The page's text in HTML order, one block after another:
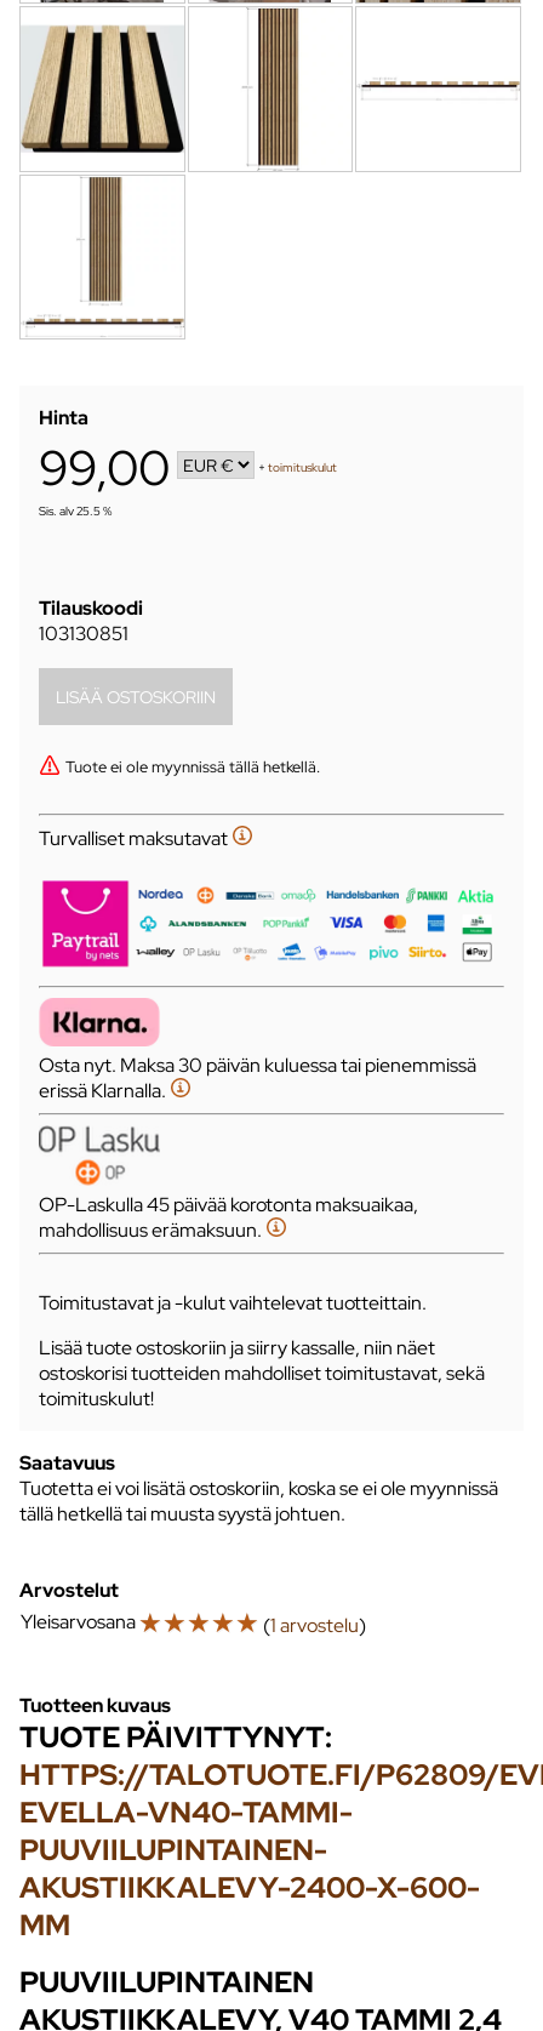
Hinta
99,00 +toimituskulut
Sis. alv 25.5 %
Tilauskoodi
103130851
Tuote ei ole myynnissä tällä hetkellä.
Turvalliset maksutavat
Osta nyt. Maksa 30 päivän kuluessa tai pienemmissä
erissä Klarnalla.
OP-Laskulla 45 päivää korotonta maksuaikaa,
mahdollisuus erämaksuun.
Toimitustavat ja -kulut vaihtelevat tuotteittain.
Lisää tuote ostoskoriin ja siirry kassalle, niin näet
ostoskorisi tuotteiden mahdolliset toimitustavat, sekä
toimituskulut!
Saatavuus
Tuotetta ei voi lisätä ostoskoriin, koska se ei ole myynnissä
tällä hetkellä tai muusta syystä johtuen.
Arvostelut
Yleisarvosana☆☆☆☆☆ (1 arvostelu)
Tuotteen kuvaus
TUOTE PÄIVITTYNYT:
HTTPS://TALOTUOTE.FI/P62809/
EVELLA-VN40-TAMMI-
PUUVIILUPINTAINEN-
AKUSTIIKKALEVY-2400-X-600-
MM
PUUVIILUPINTAINEN
AKUSTIIKKALEVY, V40 TAMMI 2,4